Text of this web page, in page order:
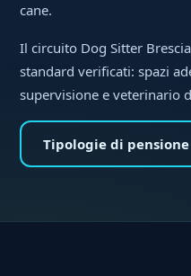
cane.
Il circuito Dog Sitter
standard verificati: spazi
supervisione e veterinario
Tipologie di pensione